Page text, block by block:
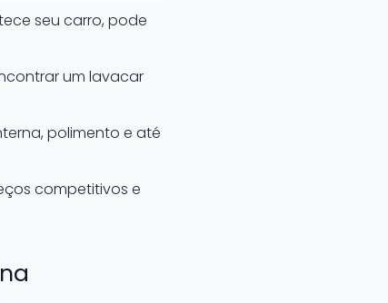
seu carro, pode
um lavacar
polimento e até
competitivos e